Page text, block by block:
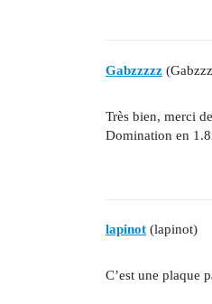
Gabzzzzz
Très bien, merci
Domination en
lapinot (lapinot)
C’est une plaque